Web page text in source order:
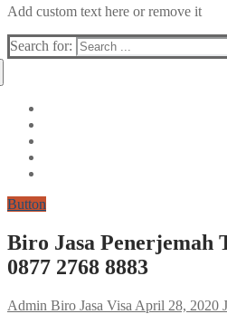
Add custom text here or remove it
Search for:
Button
Biro Jasa Penerjemah
0877 2768 8883
Admin Biro Jasa Visa April 28, 2020